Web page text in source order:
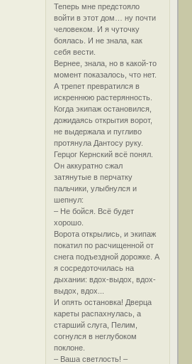
Теперь мне предстояло
войти в этот дом… ну почти
человеком. И я чуточку
боялась. И не знала, как
себя вести.
Вернее, знала, но в какой-то
момент показалось, что нет.
А трепет превратился в
искреннюю растерянность.
Когда экипаж остановился,
дожидаясь открытия ворот,
не выдержала и пугливо
протянула Дантосу руку.
Герцог Кернский всё понял.
Он аккуратно сжал
затянутые в перчатку
пальчики, улыбнулся и
шепнул:
– Не бойся. Всё будет
хорошо.
Ворота открылись, и экипаж
покатил по расчищенной от
снега подъездной дорожке. А
я сосредоточилась на
дыхании: вдох-выдох, вдох-
выдох, вдох...
И опять остановка! Дверца
кареты распахнулась, а
старший слуга, Пелим,
согнулся в неглубоком
поклоне.
– Ваша светлость! –